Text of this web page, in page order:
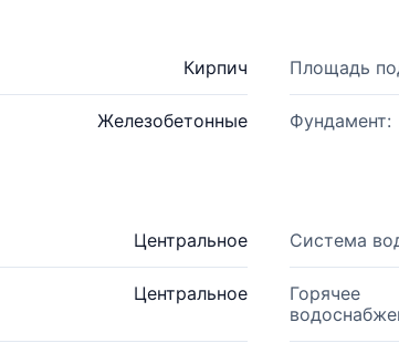
Кирпич Площадь
Железобетонные Фундамент:
Центральное Система
Центральное
Горячее